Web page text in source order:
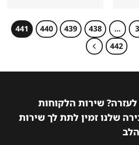
3
…
438
439
440
441
442
לעזרה? שירות הלקוחות
שלנו זמין לתת לך שירות